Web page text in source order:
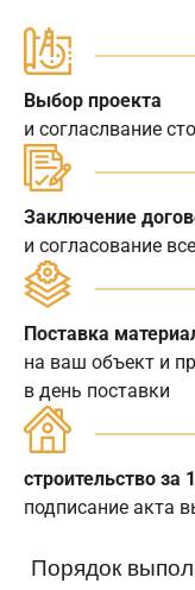
Выбор проекта
и согласлвание
Заключение
и согласование
Поставка
на ваш объект и
в день поставки
строительство за
подписание акта
Порядок